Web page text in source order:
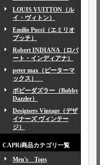
LOUIS VUITTON（ル
イ・ヴィトン）
Emilio Pucci（エミリオ
プッチ）
Robert INDIANA（ロバ
ート・インディアナ）
peter max（ピーターマ
ックス）
ボビーダズラー（Bobby
Dazzler）
Designers Vintage（デザ
イナーズ ヴィンテー
ジ）
CAPRi商品カテゴリ一覧
Men's Tops